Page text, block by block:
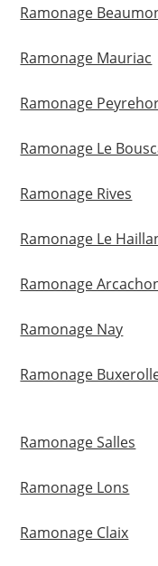
Ramonage
Ramonage Mauriac
Ramonage
Ramonage Le
Ramonage Rives
Ramonage Le
Ramonage
Ramonage Nay
Ramonage
Ramonage Salles
Ramonage Lons
Ramonage Claix